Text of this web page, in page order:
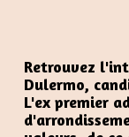
Retrouvez
Dulermo,
L'ex premier